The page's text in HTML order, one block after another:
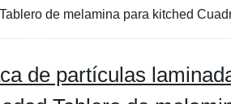
de melamina para kitched
de partículas